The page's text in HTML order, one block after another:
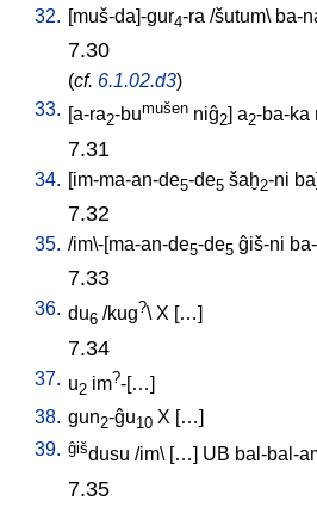
32. [muš-da]-gur4-ra /šutum\ ba-
7.30
(cf. 6.1.02.d3)
33. [a-ra2-bumušen niĝ2] a2-ba-ka
7.31
34. [im-ma-an-de5-de5 šaḫ2-ni
7.32
35. /im\-[ma-an-de5-de5 ĝiš-ni
7.33
36. du6 /kug?\ X […]
7.34
37. u2 im?-[…]
38. gun2-ĝu10 X […]
39. ĝišdusu /im\ […] UB bal-bal-
7.35